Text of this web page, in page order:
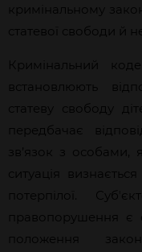
кримінальному
статевої свободи й
Кримінальний
встановлюють
статеву свободу
передбачає
зв’язок з особами,
ситуація
потерпілої.
правопорушення є
положення